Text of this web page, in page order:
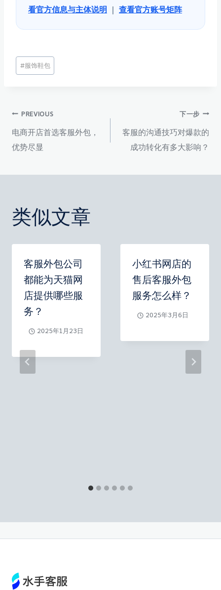
看官方信息与主体说明
｜ 查看官方账号矩阵
文
章
#服饰鞋包
文
章
导
航
PREVIOUS
电商开店首选客服外包，
优势尽显
下一步
客服的沟通技巧对爆款的
成功转化有多大影响？
类似文章
客服外包公司
都能为天猫网
店提供哪些服
务？
2025年1月23日
小红书网店的
售后客服外包
服务怎么样？
2025年3月6日